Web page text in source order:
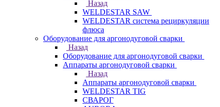
Назад
WELDESTAR SAW
WELDESTAR система рециркуляции
флюса
Оборудование для аргонодуговой сварки
Назад
Оборудование для аргонодуговой сварки
Аппараты аргонодуговой сварки
Назад
Аппараты аргонодуговой сварки
WELDESTAR TIG
СВАРОГ